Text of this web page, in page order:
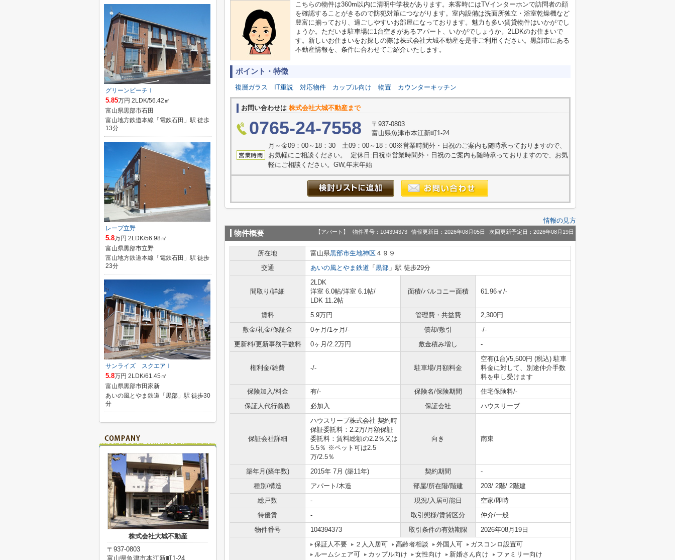
こちらの物件は360m以内に清明中学校があります。来客時にはTVインターホンで訪問者の顔
を確認することがきるので防犯対策につながります。室内設備は洗面所独立・浴室乾燥機など
豊富に揃っており、過ごしやすいお部屋になっております。魅力も多い賃貸物件はいかがでし
ょうか。ただいま駐車場に1台空きがあるアパート、いかがでしょうか。2LDKのお住まいで
す。新しいお住まいをお探しの際は株式会社大城不動産を是非ご利用ください。黒部市にある
不動産情報を、条件に合わせてご紹介いたします。
ポイント・特徴
複層ガラス IT重説 対応物件 カップル向け 物置 カウンターキッチン
お問い合わせは 株式会社大城不動産まで
0765-24-7558
〒937-0803
富山県魚津市本江新町1-24
月～金09：00～18：30 土09：00～18：00※営業時間外・日祝のご案内も随時承っておりますので、
お気軽にご相談ください。 定休日:日祝※営業時間外・日祝のご案内も随時承っておりますので、お気
軽にご相談ください。GW,年末年始
情報の見方
物件概要 【アパート】 物件番号：104394373 情報更新日：2026年08月05日 次回更新予定日：2026年08月19日
所在地 富山県黒部市生地神区 ４９９
交通
あいの風とやま鉄道 「 黒部 」駅 徒歩29分
間取り/詳細
2LDK
洋室 6.0帖/洋室 6.1帖/
LDK 11.2帖
面積/バルコニー面積 61.96㎡/-
賃料 5.9万円 管理費・共益費
2,300円
敷金/礼金/保証金
0ヶ月/1ヶ月/- 償却/敷引
-/-
更新料/更新事務手数料
0ヶ月/2.2万円 敷金積み増し -
権利金/雑費 -/- 駐車場/月額料金
空有(1台)/5,500円 (税込) 駐車
料金に対して、別途仲介手数
料を申し受けます
保険加入/料金
有/- 保険名/保険期間
住宅保険料/-
保証人代行義務
必加入 保証会社 ハウスリーブ
保証会社詳細
ハウスリーブ株式会社 契約時
保証委託料：2.2万/月額保証
委託料：賃料総額の2.2％又は
5.5％ ※ペット可は2.5
万/2.5％
向き 南東
築年月(築年数) 2015年 7月 (築11年) 契約期間
-
種別/構造
アパート/木造 部屋/所在階/階建
203/ 2階/ 2階建
総戸数
- 現況/入居可能日
空家/即時
特優賃
- 取引態様/賃貸区分
仲介/一般
物件番号
104394373 取引条件の有効期限 2026年08月19日
保証人不要 ２人入居可 高齢者相談 外国人可
ガスコンロ設置可
ルームシェア可
カップル向け 女性向け 新婚さん向け
ファミリー向け
グリーンビーチⅠ
5.85万円 2LDK/56.42㎡
富山県黒部市石田
富山地方鉄道本線「電鉄石田」駅 徒歩
13分
レーブ立野
5.8万円 2LDK/56.98㎡
富山県黒部市立野
富山地方鉄道本線「電鉄石田」駅 徒歩
23分
サンライズ スクエアⅠ
5.8万円 2LDK/61.45㎡
富山県黒部市田家新
あいの風とやま鉄道「黒部」駅 徒歩30
分
株式会社大城不動産
〒937-0803
富山県魚津市本江新町1-24